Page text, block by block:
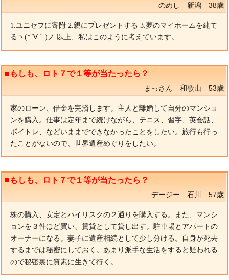
のめし 新潟 38歳
1.ユニセフに寄附 2.親にプレゼントする 3.夢のマイホームを建て
るヽ(*´∀｀)ノ 以上、私はこのように考えています。
■もしも、ロト７で１等が当たったら？
まっさん 和歌山 53歳
家のローン、借金を完済します。主人と離婚して自分のマンショ
ンを購入。仕事は定年まで続けながら、テニス、習字、英会話、
ボイトレ、などいままでできなかったことをしたい。旅行も行っ
たことがないので、世界遺産めぐりをしたい。
■もしも、ロト７で１等が当たったら？
デージー 石川 57歳
株の購入、安定とハイリスクの２通りを購入する。また、マンシ
ョンを３件ほど買い、賃貸として貸し出す。駐車場とアパートの
オーナーになる。妻子に遺産相続として少し分ける。自身が死去
するまでは秘密にしておく。あまり派手な生活をすると疑われる
ので秘密裏に質素に生きて行く。